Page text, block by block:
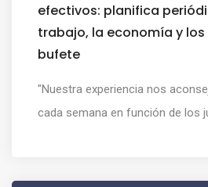
efectivos: planifica
trabajo, la economía y
bufete
"Nuestra experiencia nos
cada semana en función de los